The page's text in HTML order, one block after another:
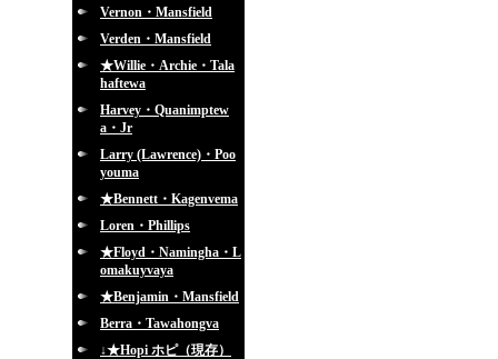
Vernon・Mansfield
Verden・Mansfield
★Willie・Archie・Tala
haftewa
Harvey・Quanimptew
a・Jr
Larry (Lawrence)・Poo
youma
★Bennett・Kagenvema
Loren・Phillips
★Floyd・Namingha・L
omakuyvaya
★Benjamin・Mansfield
Berra・Tawahongva
↓★Hopi ホピ（現存）